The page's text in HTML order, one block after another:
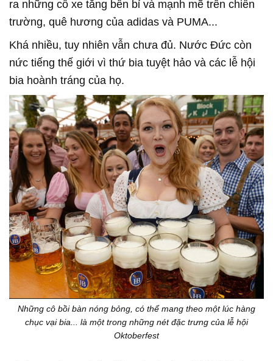
ra những cỗ xe tăng bền bỉ và mạnh mẽ trên chiến
trường, quê hương của adidas và PUMA...
Khá nhiều, tuy nhiên vẫn chưa đủ. Nước Đức còn
nức tiếng thế giới vì thứ bia tuyệt hảo và các lễ hội
bia hoành tráng của họ.
Những cô bồi bàn nóng bỏng, có thể mang theo một lúc hàng
chục vại bia... là một trong những nét đặc trưng của lễ hội
Oktoberfest